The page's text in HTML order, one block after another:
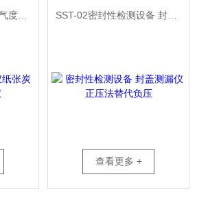
GTD-WT201触摸屏透气度测试仪纸张炭纸透气性检测仪 SST-02密封性检测设备 封盖测漏仪 正压法替代负压
查看更多 +